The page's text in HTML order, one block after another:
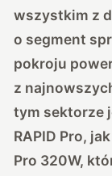
wszystkim z
o segment
pokroju
z
tym sektorze
RAPID Pro,
Pro 320W,